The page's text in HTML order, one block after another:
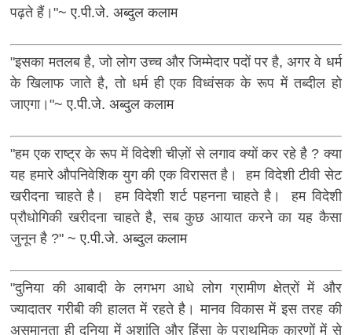
पढ़ते हैं।"~ ए.पी.जे. अब्दुल कलाम
"इसका मतलब है, जो लोग उच्च और जिम्मेदार पदों पर है, अगर वे धर्म
के खिलाफ जाते है, तो धर्म ही एक विध्वंसक के रूप में तब्दील हो
जाएगा।"~ ए.पी.जे. अब्दुल कलाम
"हम एक राष्ट्र के रूप में विदेशी चीज़ों से लगाव क्यों कर रहे है ? क्या
यह हमारे औपनिवेशिक युग की एक विरासत है। हम विदेशी टीवी सेट
खरीदना चाहते है। हम विदेशी शर्ट पहनना चाहते है। हम विदेशी
प्रौधोगिकी खरीदना चाहते है, सब कुछ आयात करने का यह कैसा
जुनून है ?"~ ए.पी.जे. अब्दुल कलाम
"दुनिया की आबादी के लगभग आधे लोग ग्रामीण क्षेत्रों में और
ज्यादातर गरीबी की हालत में रहते है। मानव विकास में इस तरह की
असमानता ही दुनिया में अशांति और हिंसा के प्राथमिक कारणों में से